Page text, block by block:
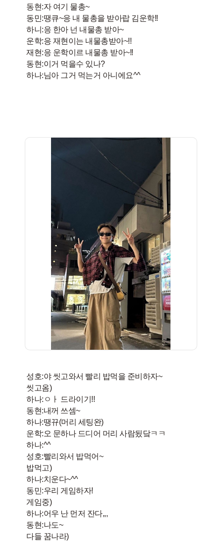
동현:자 여기 물총~
동민:땡큐~응 내 물총을 받아랍 김운학!!
하니:응 한아 넌 내물총 받아~
운학:응 재현이는 내물총받아~!!
재현:응 운학이르 내물총 받아~!!
동현:이거 먹을수 있나?
하나:님아 그거 먹는거 아니에요^^
성호:야 씻고와서 빨리 밥먹을 준비하자~
씻고옴)
하나:ㅇㅏ 드라이기!!
동현:내꺼 쓰셈~
하나:땡뀨(머리 세팅완)
운학:오 문하나 드디어 머리 사람됬닼ㅋㅋ
하나:^^
성호:빨리와서 밥먹어~
밥먹고)
하나:치운다~^^
동민:우리 게임하자!
게임중)
하나:어우 난 먼저 잔다,,,
동현:나도~
다들 꿈나라)